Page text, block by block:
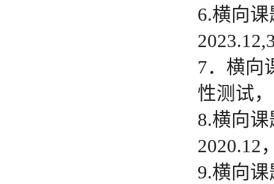
6.横向
7．横向
性测试
8.横向
2020.12
9.横向